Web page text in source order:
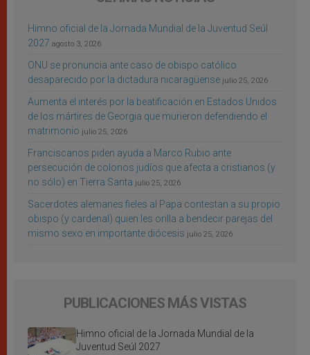
Himno oficial de la Jornada Mundial de la Juventud Seúl
2027 agosto 3, 2026
ONU se pronuncia ante caso de obispo católico
desaparecido por la dictadura nicaragüense julio 25, 2026
Aumenta el interés por la beatificación en Estados Unidos
de los mártires de Georgia que murieron defendiendo el
matrimonio julio 25, 2026
Franciscanos piden ayuda a Marco Rubio ante
persecución de colonos judíos que afecta a cristianos (y
no sólo) en Tierra Santa julio 25, 2026
Sacerdotes alemanes fieles al Papa contestan a su propio
obispo (y cardenal) quien les orilla a bendecir parejas del
mismo sexo en importante diócesis julio 25, 2026
PUBLICACIONES MÁS VISTAS
Himno oficial de la Jornada Mundial de la
Juventud Seúl 2027